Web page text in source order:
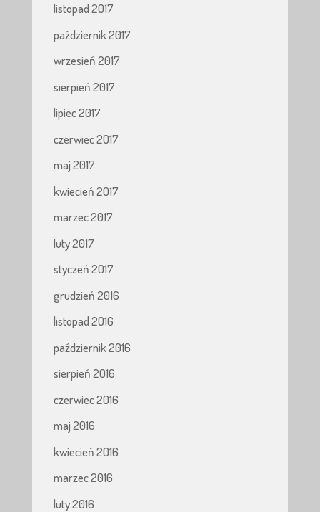
listopad 2017
październik 2017
wrzesień 2017
sierpień 2017
lipiec 2017
czerwiec 2017
maj 2017
kwiecień 2017
marzec 2017
luty 2017
styczeń 2017
grudzień 2016
listopad 2016
październik 2016
sierpień 2016
czerwiec 2016
maj 2016
kwiecień 2016
marzec 2016
luty 2016